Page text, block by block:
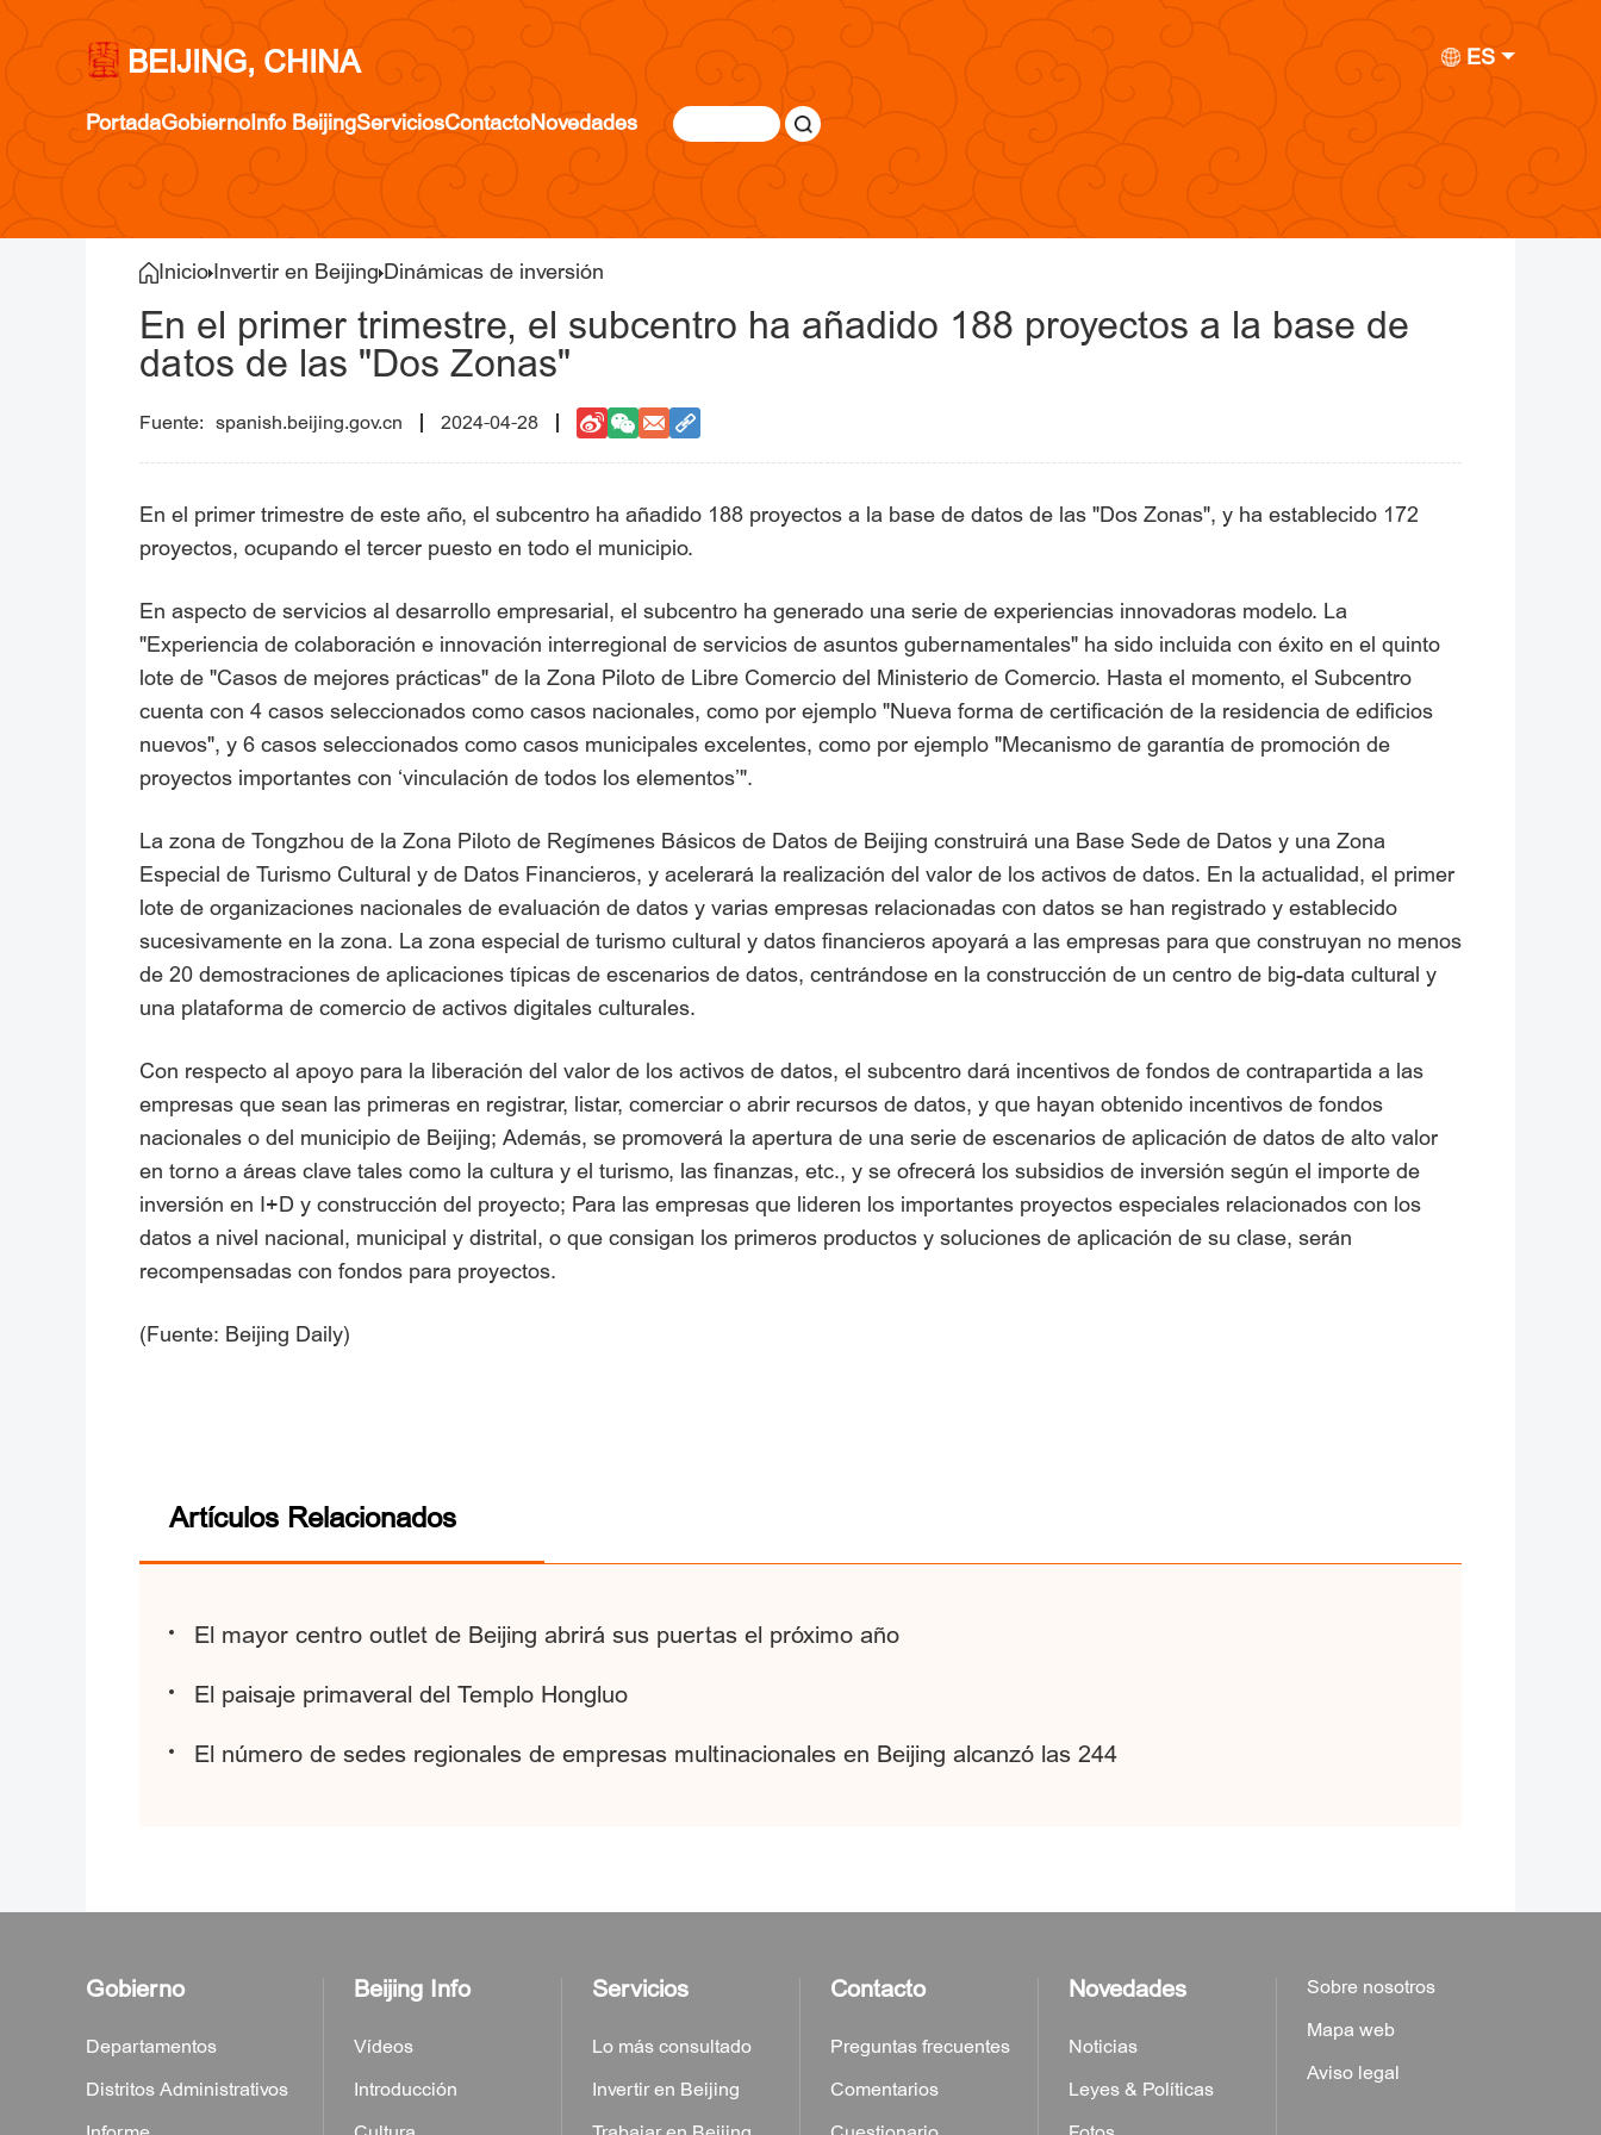
BEIJING, CHINA ES
PortadaGobiernoInfo BeijingServiciosContactoNovedades
Inicio Invertir en Beijing Dinámicas de inversión
En el primer trimestre, el subcentro ha añadido 188 proyectos a la base de
datos de las "Dos Zonas"
spanish.beijing.gov.cn 2024-04-28
En el primer trimestre de este año, el subcentro ha añadido 188 proyectos a la base de datos de las "Dos Zonas", y ha establecido 172
proyectos, ocupando el tercer puesto en todo el municipio.
En aspecto de servicios al desarrollo empresarial, el subcentro ha generado una serie de experiencias innovadoras modelo. La
"Experiencia de colaboración e innovación interregional de servicios de asuntos gubernamentales" ha sido incluida con éxito en el quinto
lote de "Casos de mejores prácticas" de la Zona Piloto de Libre Comercio del Ministerio de Comercio. Hasta el momento, el Subcentro
cuenta con 4 casos seleccionados como casos nacionales, como por ejemplo "Nueva forma de certificación de la residencia de edificios
nuevos", y 6 casos seleccionados como casos municipales excelentes, como por ejemplo "Mecanismo de garantía de promoción de
proyectos importantes con ‘vinculación de todos los elementos’".
La zona de Tongzhou de la Zona Piloto de Regímenes Básicos de Datos de Beijing construirá una Base Sede de Datos y una Zona
Especial de Turismo Cultural y de Datos Financieros, y acelerará la realización del valor de los activos de datos. En la actualidad, el primer
lote de organizaciones nacionales de evaluación de datos y varias empresas relacionadas con datos se han registrado y establecido
sucesivamente en la zona. La zona especial de turismo cultural y datos financieros apoyará a las empresas para que construyan no menos
de 20 demostraciones de aplicaciones típicas de escenarios de datos, centrándose en la construcción de un centro de big-data cultural y
una plataforma de comercio de activos digitales culturales.
Con respecto al apoyo para la liberación del valor de los activos de datos, el subcentro dará incentivos de fondos de contrapartida a las
empresas que sean las primeras en registrar, listar, comerciar o abrir recursos de datos, y que hayan obtenido incentivos de fondos
nacionales o del municipio de Beijing; Además, se promoverá la apertura de una serie de escenarios de aplicación de datos de alto valor
en torno a áreas clave tales como la cultura y el turismo, las finanzas, etc., y se ofrecerá los subsidios de inversión según el importe de
inversión en I+D y construcción del proyecto; Para las empresas que lideren los importantes proyectos especiales relacionados con los
datos a nivel nacional, municipal y distrital, o que consigan los primeros productos y soluciones de aplicación de su clase, serán
recompensadas con fondos para proyectos.
(Fuente: Beijing Daily)
Artículos Relacionados
El mayor centro outlet de Beijing abrirá sus puertas el próximo año
El paisaje primaveral del Templo Hongluo
El número de sedes regionales de empresas multinacionales en Beijing alcanzó las 244
Gobierno
Departamentos
Distritos Administrativos
Beijing Info
Vídeos
Introducción
Servicios
Lo más consultado
Invertir en Beijing
Contacto
Preguntas frecuentes
Comentarios
Novedades
Noticias
Leyes & Políticas
Sobre nosotros
Mapa web
Aviso legal